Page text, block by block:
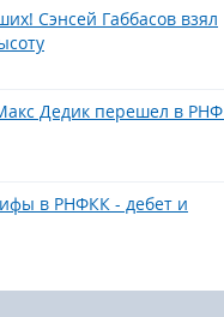
Сэнсей Габбасов взял
Дедик перешел в
в РНФКК - дебет и